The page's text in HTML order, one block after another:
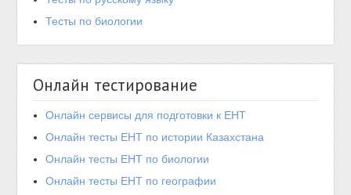
Тесты по биологии
Онлайн тестирование
Онлайн сервисы для подготовки к ЕНТ
Онлайн тесты ЕНТ по истории Казахстана
Онлайн тесты ЕНТ по биологии
Онлайн тесты ЕНТ по географии